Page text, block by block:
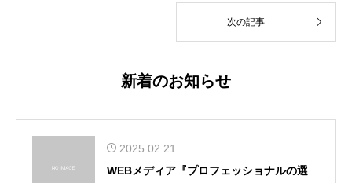
次の記事
新着のお知らせ
2025.02.21
WEBメディア『プロフェッショナルの選